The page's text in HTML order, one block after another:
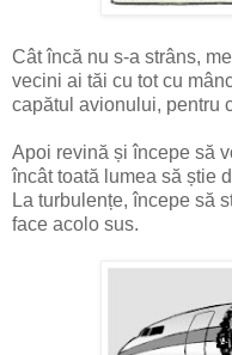
Cât încă nu s-a strâns,
vecini ai tăi cu tot cu
capătul avionului, pentru
Apoi revină și începe să
încât toată lumea să știe
La turbulențe, începe să
face acolo sus.